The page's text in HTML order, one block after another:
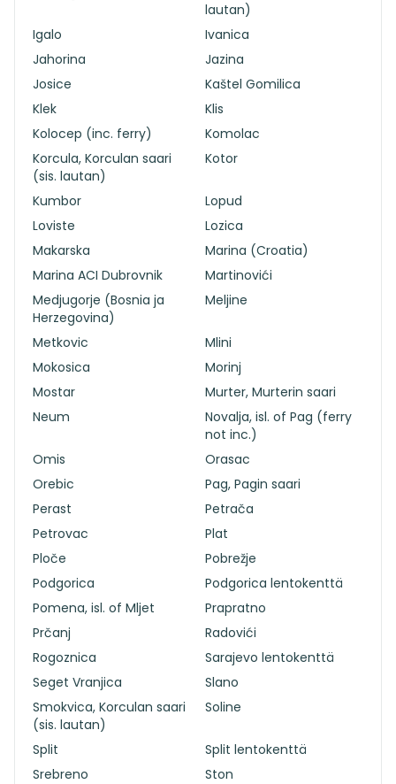
lautan)
Igalo
Ivanica
Jahorina
Jazina
Josice
Kaštel Gomilica
Klek
Klis
Kolocep (inc. ferry)
Komolac
Korcula, Korculan saari
(sis. lautan)
Kotor
Kumbor
Lopud
Loviste
Lozica
Makarska
Marina (Croatia)
Marina ACI Dubrovnik
Martinovići
Medjugorje (Bosnia ja
Herzegovina)
Meljine
Metkovic
Mlini
Mokosica
Morinj
Mostar
Murter, Murterin saari
Neum
Novalja, isl. of Pag (ferry
not inc.)
Omis
Orasac
Orebic
Pag, Pagin saari
Perast
Petrača
Petrovac
Plat
Ploče
Pobrežje
Podgorica
Podgorica lentokenttä
Pomena, isl. of Mljet
Prapratno
Prčanj
Radovići
Rogoznica
Sarajevo lentokenttä
Seget Vranjica
Slano
Smokvica, Korculan saari
(sis. lautan)
Soline
Split
Split lentokenttä
Srebreno
Ston